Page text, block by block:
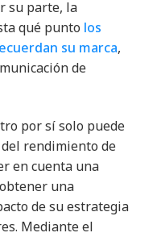
su parte, la
qué punto los
su marca,
de
por sí solo puede
rendimiento de
en cuenta una
una
de su estrategia
Mediante el